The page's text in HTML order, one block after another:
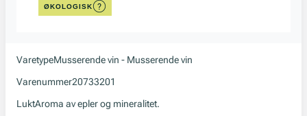
ØKOLOGISK
VaretypeMusserende vin - Musserende vin
Varenummer20733201
LuktAroma av epler og mineralitet.